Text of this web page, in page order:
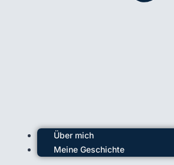
Über mich
Meine Geschichte